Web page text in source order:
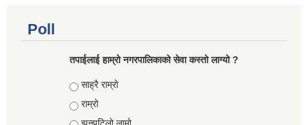
Poll
तपाईलाई हाम्रो नगरपालिकाको सेवा कस्तो लाग्यो ?
Choices
साह्रै राम्रो
राम्रो
झन्झटिलो,लामो